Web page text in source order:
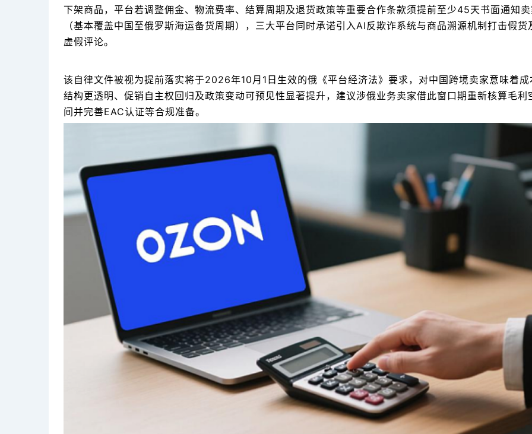
下架商品，平台若调整佣金、物流费率、结算周期及退货政策等重要合作条款须提前至少45天书面通知
（基本覆盖中国至俄罗斯海运备货周期），三大平台同时承诺引入AI反欺诈系统与商品溯源机制打击假货
虚假评论。
该自律文件被视为提前落实将于2026年10月1日生效的俄《平台经济法》要求，对中国跨境卖家意味着成
结构更透明、促销自主权回归及政策变动可预见性显著提升，建议涉俄业务卖家借此窗口期重新核算毛利
间并完善EAC认证等合规准备。